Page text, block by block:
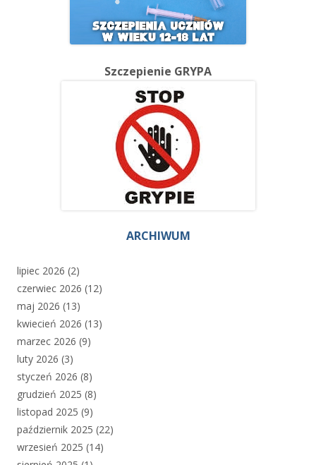
Szczepienie GRYPA
ARCHIWUM
lipiec 2026 (2)
czerwiec 2026 (12)
maj 2026 (13)
kwiecień 2026 (13)
marzec 2026 (9)
luty 2026 (3)
styczeń 2026 (8)
grudzień 2025 (8)
listopad 2025 (9)
październik 2025 (22)
wrzesień 2025 (14)